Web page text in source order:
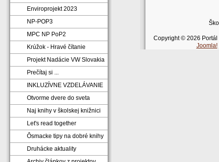
Enviroprojekt 2023
NP-POP3
MPC NP PoP2
Krúžok - Hravé čítanie
Projekt Nadácie VW Slovakia
Prečítaj si ...
INKLUZÍVNE VZDELÁVANIE
Otvorme dvere do sveta
Naj knihy v školskej knižnici
Let's read together
Ôsmacke tipy na dobré knihy
Druhácke aktuality
Copyright © 2026 Portál
Joomla!